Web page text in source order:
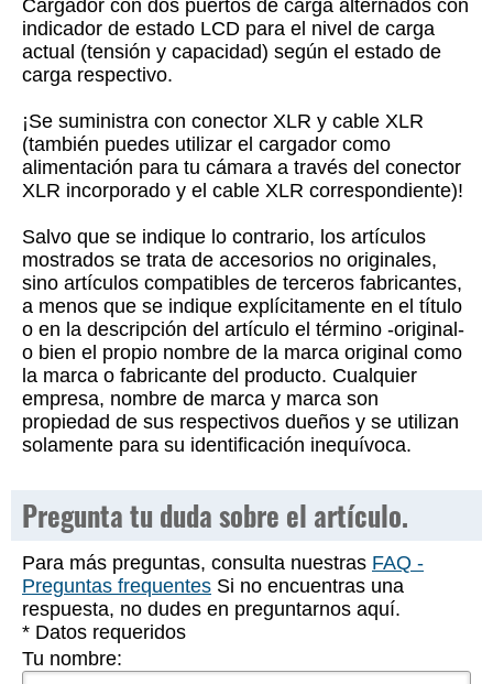
Cargador con dos puertos de carga alternados con
indicador de estado LCD para el nivel de carga
actual (tensión y capacidad) según el estado de
carga respectivo.
¡Se suministra con conector XLR y cable XLR
(también puedes utilizar el cargador como
alimentación para tu cámara a través del conector
XLR incorporado y el cable XLR correspondiente)!
Salvo que se indique lo contrario, los artículos
mostrados se trata de accesorios no originales,
sino artículos compatibles de terceros fabricantes,
a menos que se indique explícitamente en el título
o en la descripción del artículo el término -original-
o bien el propio nombre de la marca original como
la marca o fabricante del producto. Cualquier
empresa, nombre de marca y marca son
propiedad de sus respectivos dueños y se utilizan
solamente para su identificación inequívoca.
Pregunta tu duda sobre el artículo.
Para más preguntas, consulta nuestras FAQ -
Preguntas frequentes Si no encuentras una
respuesta, no dudes en preguntarnos aquí.
* Datos requeridos
Tu nombre: